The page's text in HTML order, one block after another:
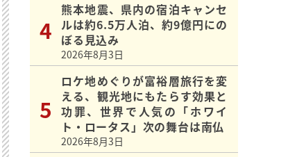
熊本地震、県内の宿泊キャンセ
ルは約6.5万人泊、約9億円にの
ぼる見込み
2026年8月3日
ロケ地めぐりが富裕層旅行を変
える、観光地にもたらす効果と
功罪、世界で人気の「ホワイ
ト・ロータス」次の舞台は南仏
2026年8月3日